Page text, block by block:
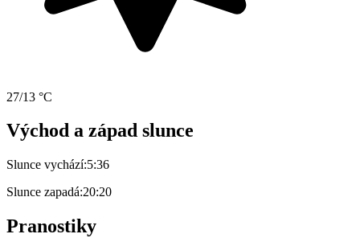
27/13 °C
Východ a západ slunce
Slunce vychází:5:36
Slunce zapadá:20:20
Pranostiky